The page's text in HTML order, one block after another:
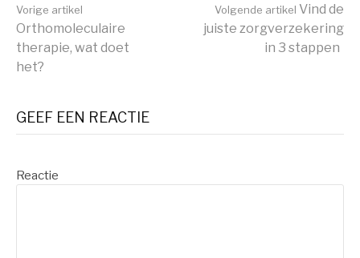
Verder
lezen
Vorige artikel
Orthomoleculaire
therapie, wat doet
het?
Volgende artikel Vind de
juiste zorgverzekering
in 3 stappen
GEEF EEN REACTIE
Reactie